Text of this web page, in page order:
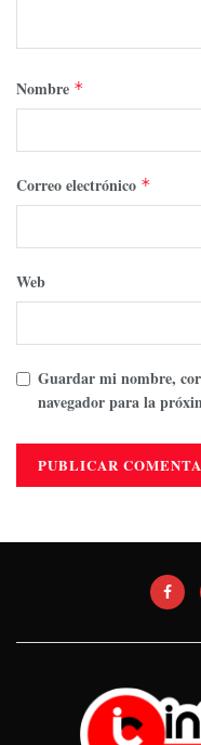
Nombre *
Correo electrónico *
Web
Guardar mi nombre,
navegador para la